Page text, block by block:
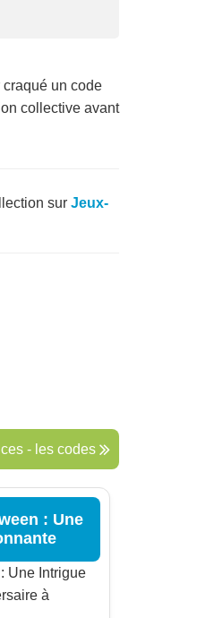
craqué un code
collective avant
sur Jeux-
- les codes
: Une